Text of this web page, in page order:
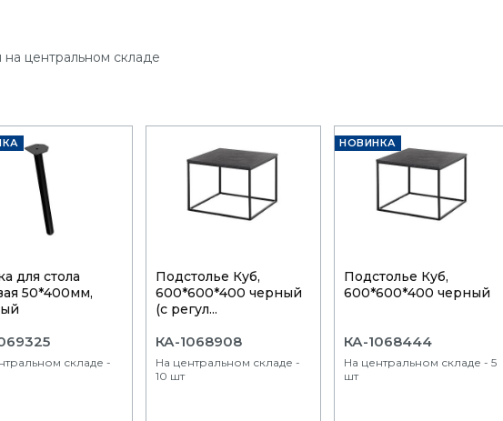
на центральном складе
для стола
50*400мм,
складе -
Подстолье Куб,
600*600*400 черный
(с регул...
КА-1068908
На центральном складе -
10 шт
НОВИНКА
Подстолье Куб,
600*600*400 черный
КА-1068444
На центральном складе - 5
шт